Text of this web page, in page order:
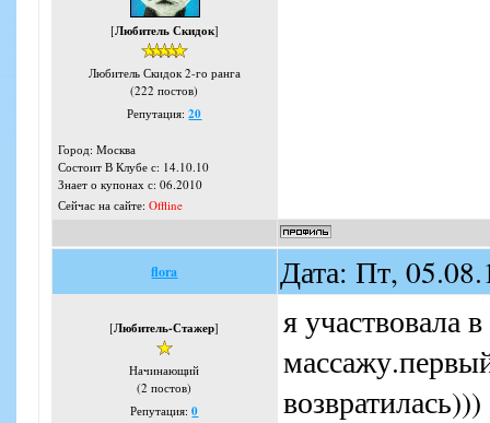
[Любитель Скидок]
Любитель Скидок 2-го ранга
(222 постов)
Репутация:20
Город: Москва
Состоит В Клубе с: 14.10.10
Знает о купонах с: 06.2010
Сейчас на сайте: Offline
flora Дата: Пт,
[Любитель-Стажер]
Начинающий
(2 постов)
Репутация:0
я участвовала
возвратилась)))